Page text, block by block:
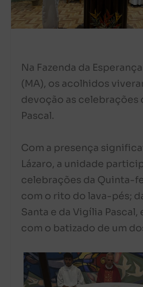
Na Fazenda da
(MA), os acolhidos
devoção as celebrações
Pascal.
Com a presença
Lázaro, a unidade
celebrações da Quinta-
com o rito do lava-pés;
Santa e da Vigília Pascal,
com o batizado de um